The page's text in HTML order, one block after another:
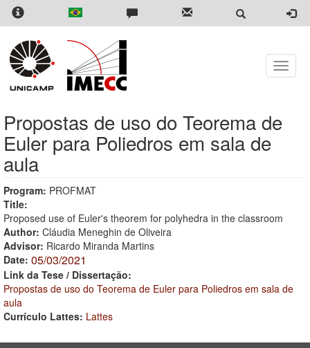
Skip
content
Toggle
Propostas de uso do Teorema de
Euler para Poliedros em sala de
aula
Program: PROFMAT
Title:
Proposed use of Euler's theorem for polyhedra in the classroom
Author: Cláudia Meneghin de Oliveira
Advisor: Ricardo Miranda Martins
Date: 05/03/2021
Link da Tese / Dissertação:
Propostas de uso do Teorema de Euler para Poliedros em sala de
aula
Currículo Lattes: Lattes